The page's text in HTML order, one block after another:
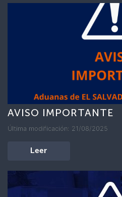
AVISO IMPORTANTE
Última modificación: 21/08/2025
Leer